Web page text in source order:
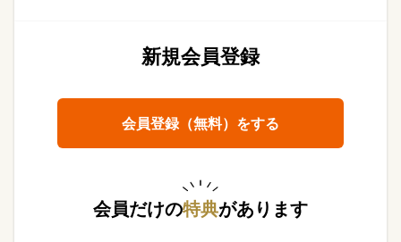
新規会員登録
会員登録（無料）をする
会員だけの特典があります